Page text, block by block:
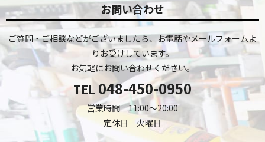
お問い合わせ
ご質問・ご相談などがございましたら、お電話やメールフォームよ
りお受けしています。
お気軽にお問い合わせください。
TEL 048-450-0950
営業時間 11:00～20:00
定休日 火曜日